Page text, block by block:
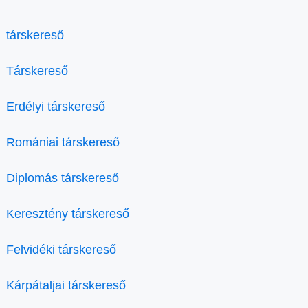
társkereső
Társkereső
Erdélyi társkereső
Romániai társkereső
Diplomás társkereső
Keresztény társkereső
Felvidéki társkereső
Kárpátaljai társkereső